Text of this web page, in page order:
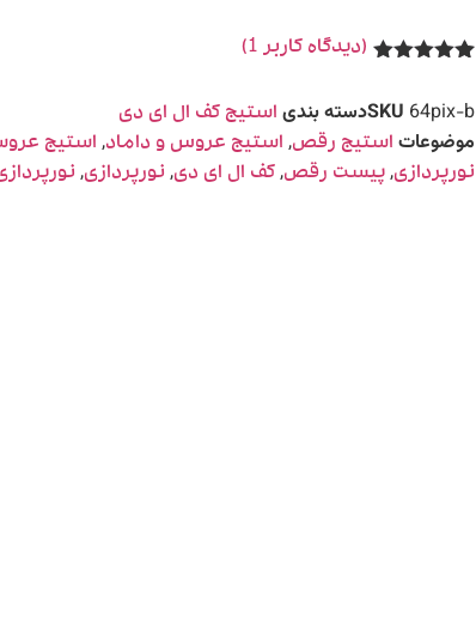
مشتری
(دیدگاه کاربر 1
)
SKU 64pix-b دسته بندی استیج کف ال ای دی
موضوعات استیج رقص, استیج عروس و داماد, استیج
نورپردازی, پیست رقص, کف ال ای دی, نورپردازی,